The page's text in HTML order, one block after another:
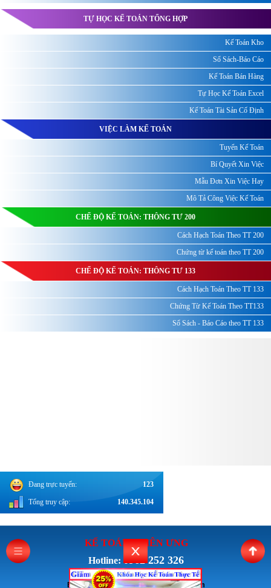
TỰ HỌC KẾ TOÁN TỔNG HỢP
Kế Toán Kho
Sổ Sách-Báo Cáo
Kế Toán Bán Hàng
Tự Học Kế Toán Excel
Kế Toán Tài Sản Cố Định
VIỆC LÀM KẾ TOÁN
Tuyển Kế Toán
Bí Quyết Xin Việc
Mẫu Đơn Xin Việc Hay
Mô Tả Công Việc Kế Toán
CHẾ ĐỘ KẾ TOÁN: THÔNG TƯ 200
Cách Hạch Toán Theo TT 200
Chứng từ kế toán theo TT 200
CHẾ ĐỘ KẾ TOÁN: THÔNG TƯ 133
Cách Hạch Toán Theo TT 133
Chứng Từ Kế Toán Theo TT133
Sổ Sách - Báo Cáo theo TT 133
Đang trực tuyến: 123
Tổng truy cập: 140.345.104
KẾ TOÁN THIÊN ƯNG
Hotline: 0962 252 326
Email: Ketoanthienung6868@gmail.com